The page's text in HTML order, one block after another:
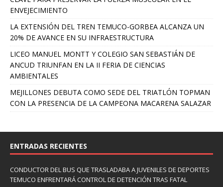
ENVEJECIMIENTO
LA EXTENSIÓN DEL TREN TEMUCO-GORBEA ALCANZA UN
20% DE AVANCE EN SU INFRAESTRUCTURA
LICEO MANUEL MONTT Y COLEGIO SAN SEBASTIÁN DE
ANCUD TRIUNFAN EN LA II FERIA DE CIENCIAS
AMBIENTALES
MEJILLONES DEBUTA COMO SEDE DEL TRIATLÓN TOPMAN
CON LA PRESENCIA DE LA CAMPEONA MACARENA SALAZAR
ENTRADAS RECIENTES
CONDUCTOR DEL BUS QUE TRASLADABA A JUVENILES DE DEPORTES
TEMUCO ENFRENTARÁ CONTROL DE DETENCIÓN TRAS FATAL